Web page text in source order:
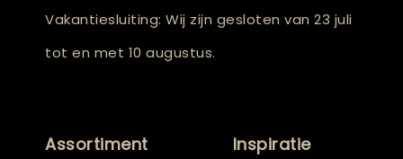
Vakantiesluiting: Wij zijn gesloten van 23 juli
tot en met 10 augustus.
Assortiment Inspiratie